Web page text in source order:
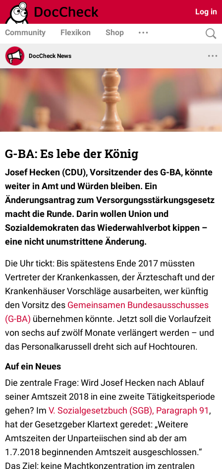
Log in
Community Flexikon Shop
DocCheck News
G-BA: Es lebe der König
Josef Hecken (CDU), Vorsitzender des G-BA, könnte
weiter in Amt und Würden bleiben. Ein
Änderungsantrag zum Versorgungsstärkungsgesetz
macht die Runde. Darin wollen Union und
Sozialdemokraten das Wiederwahlverbot kippen –
eine nicht unumstrittene Änderung.
Die Uhr tickt: Bis spätestens Ende 2017 müssten
Vertreter der Krankenkassen, der Ärzteschaft und der
Krankenhäuser Vorschläge ausarbeiten, wer künftig
den Vorsitz des Gemeinsamen Bundesausschusses
(G-BA) übernehmen könnte. Jetzt soll die Vorlaufzeit
von sechs auf zwölf Monate verlängert werden – und
das Personalkarussell dreht sich auf Hochtouren.
Auf ein Neues
Die zentrale Frage: Wird Josef Hecken nach Ablauf
seiner Amtszeit 2018 in eine zweite Tätigkeitsperiode
gehen? Im V. Sozialgesetzbuch (SGB), Paragraph 91,
hat der Gesetzgeber Klartext geredet: „Weitere
Amtszeiten der Unparteiischen sind ab der am
1.7.2018 beginnenden Amtszeit ausgeschlossen.“
Das Ziel: keine Machtkonzentration im zentralen